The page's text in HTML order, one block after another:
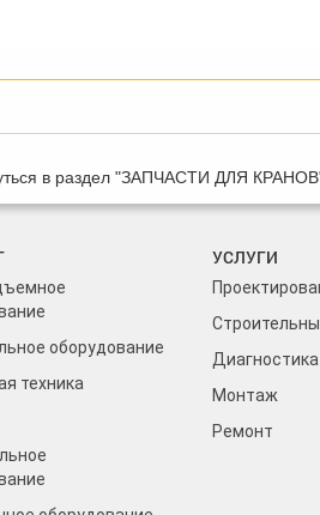
в раздел "ЗАПЧАСТИ ДЛЯ
оборудование
техника
УСЛУГИ
Диагностика
Монтаж
Ремонт